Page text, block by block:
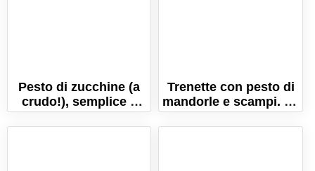
Pesto di zucchine (a
crudo!), semplice e
veloce!
Trenette con pesto di
mandorle e scampi. La
ricetta gourmet facile
e veloce!